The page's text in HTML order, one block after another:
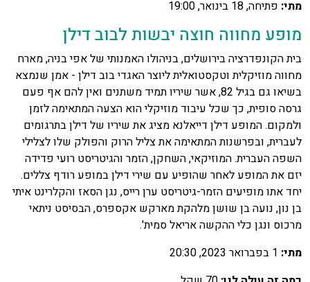
מתי: פתיחה, 18 בינואר, 19:00
מופע מחווה חוצה יבשות לבוב דילן
בית הקונפדרציה בירושלים, בניהולו האמנותי של אפי בניה, מארח
מחווה מוזיקלית וטקסטואלית ליוצר האגדי בוב דילן - אמן שנמצא
בשיאו גם בגיל 82, אשר שיריו תמיד משתנים ואין להם אף פעם
גרסה סופית, כך שכל עיבוד מוזיקלי הוא הצעה המתאימה לזמן
ולמקום. המופע דילן דייאלנא מציג את שיריו של דילן בתרגומים
לעברית, ובפרשנות המתאימה את צליל הרוק והפולק שלו לצלילי
השפה העברית. המוזיקאי, השחקן, הזמר והגיטריסט רועי פדידה
יזם את המופע לאחר שהופיע עם שירי דילן במופע רודף צללים.
יחד אתו מופיעים הזמר-גיטריסט ערן רייס, נגן הסאז והקלרינט איתי
בן נון, נועה בן שושן מלהקת מארקש אקספרס, הבסיסט ניתאי
מרכוס ונגן כלי ההקשה אריאל סמית'.
מתי: